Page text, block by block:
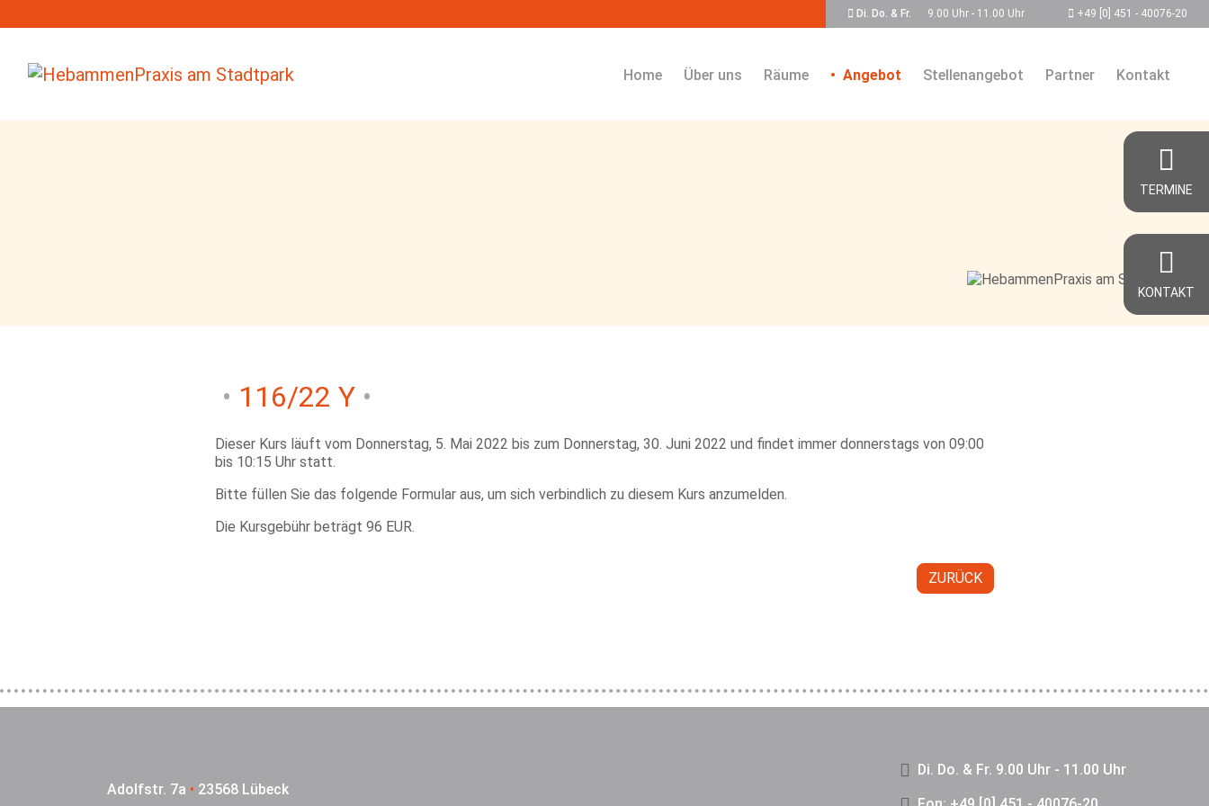
Di. Do. & Fr. 9.00 Uhr - 11.00 Uhr +49 [0] 451 - 40076-20
Home
Über uns Räume Angebot Stellenangebot Partner Kontakt
TERMINE
KONTAKT
116/22 Y
Dieser Kurs läuft vom Donnerstag, 5. Mai 2022 bis zum Donnerstag, 30. Juni 2022 und findet immer donnerstags von 09:00
bis 10:15 Uhr statt.
Bitte füllen Sie das folgende Formular aus, um sich verbindlich zu diesem Kurs anzumelden.
Die Kursgebühr beträgt 96 EUR.
ZURÜCK
Adolfstr. 7a • 23568 Lübeck
Di. Do. & Fr. 9.00 Uhr - 11.00 Uhr